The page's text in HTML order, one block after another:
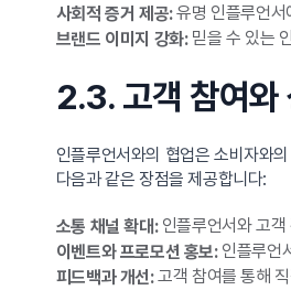
사회적 증거 제공:유명 인플루언서
브랜드 이미지 강화:믿을 수 있는
2.3. 고객 참여와
인플루언서와의 협업은 소비자와
다음과 같은 장점을 제공합니다:
소통 채널 확대:인플루언서와 고객
이벤트와 프로모션 홍보:인플루언
피드백과 개선:고객 참여를 통해